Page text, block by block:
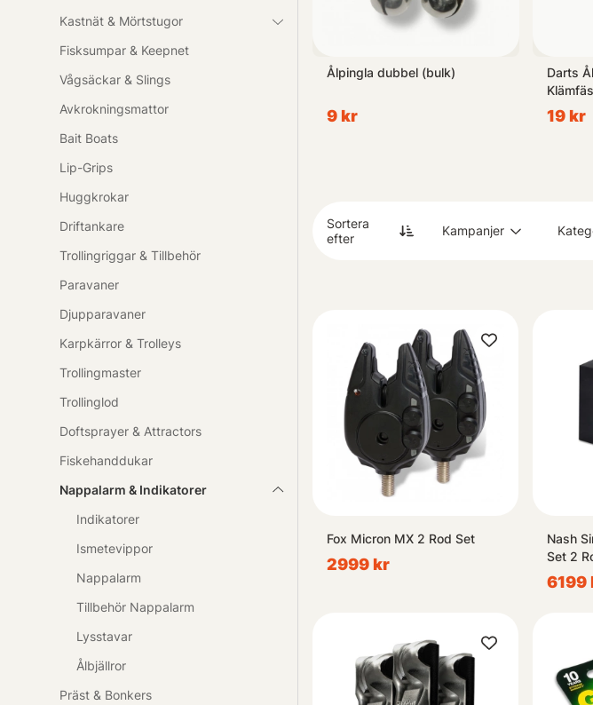
Kastnät & Mörtstugor
Fisksumpar & Keepnet
Vågsäckar & Slings
Avkrokningsmattor
Bait Boats
Lip-Grips
Huggkrokar
Driftankare
Trollingriggar & Tillbehör
Paravaner
Djupparavaner
Karpkärror & Trolleys
Trollingmaster
Trollinglod
Doftsprayer & Attractors
Fiskehanddukar
Nappalarm & Indikatorer
Indikatorer
Ismetevippor
Nappalarm
Tillbehör Nappalarm
Lysstavar
Ålbjällror
Präst & Bonkers
Blue
Prologic BAT+ Bite Alarm Blue
2 039 kr
Ålpingla dubbel (bulk)
9 kr
Darts
19 kr
Sortera
efter
Kampanjer
Fox Micron MX 2 Rod Set
2999 kr
Nash
Set 2
6199